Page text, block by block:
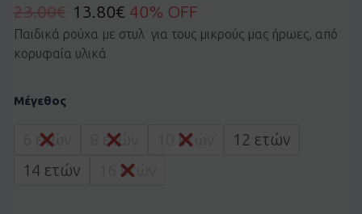
23.00€ 13.80€ 40% OFF
Παιδικά ρούχα με στυλ για τους μικρούς μας ήρωες, από
κορυφαία υλικά
Μέγεθος
6 ετών 8 ετών 10 ετών
12 ετών
14 ετών
16 ετών
Hashtag
άμμου